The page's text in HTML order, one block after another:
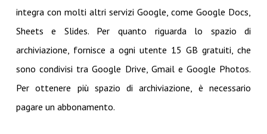
integra con molti altri servizi Google, come Google Docs,
Sheets e Slides. Per quanto riguarda lo spazio di
archiviazione, fornisce a ogni utente 15 GB gratuiti, che
sono condivisi tra Google Drive, Gmail e Google Photos.
Per ottenere più spazio di archiviazione, è necessario
pagare un abbonamento.